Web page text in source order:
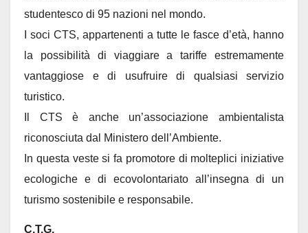
studentesco di 95 nazioni nel mondo.
I soci CTS, appartenenti a tutte le fasce d’età, hanno
la possibilità di viaggiare a tariffe estremamente
vantaggiose e di usufruire di qualsiasi servizio
turistico.
Il CTS è anche un’associazione ambientalista
riconosciuta dal Ministero dell’Ambiente.
In questa veste si fa promotore di molteplici iniziative
ecologiche e di ecovolontariato all’insegna di un
turismo sostenibile e responsabile.
C.T.G.